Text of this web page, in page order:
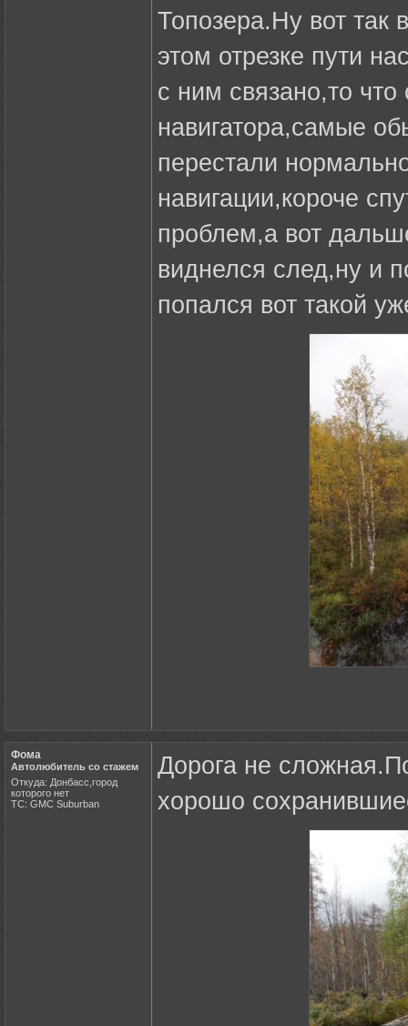
Топозера.Ну вот так
этом отрезке пути
с ним связано,то
навигатора,самые
перестали
навигации,короче
проблем,а вот
виднелся след,ну и
попался вот такой
Фома
Автолюбитель со стажем
Откуда: Донбасс,город
которого нет
ТС: GMC Suburban
Дорога не
хорошо